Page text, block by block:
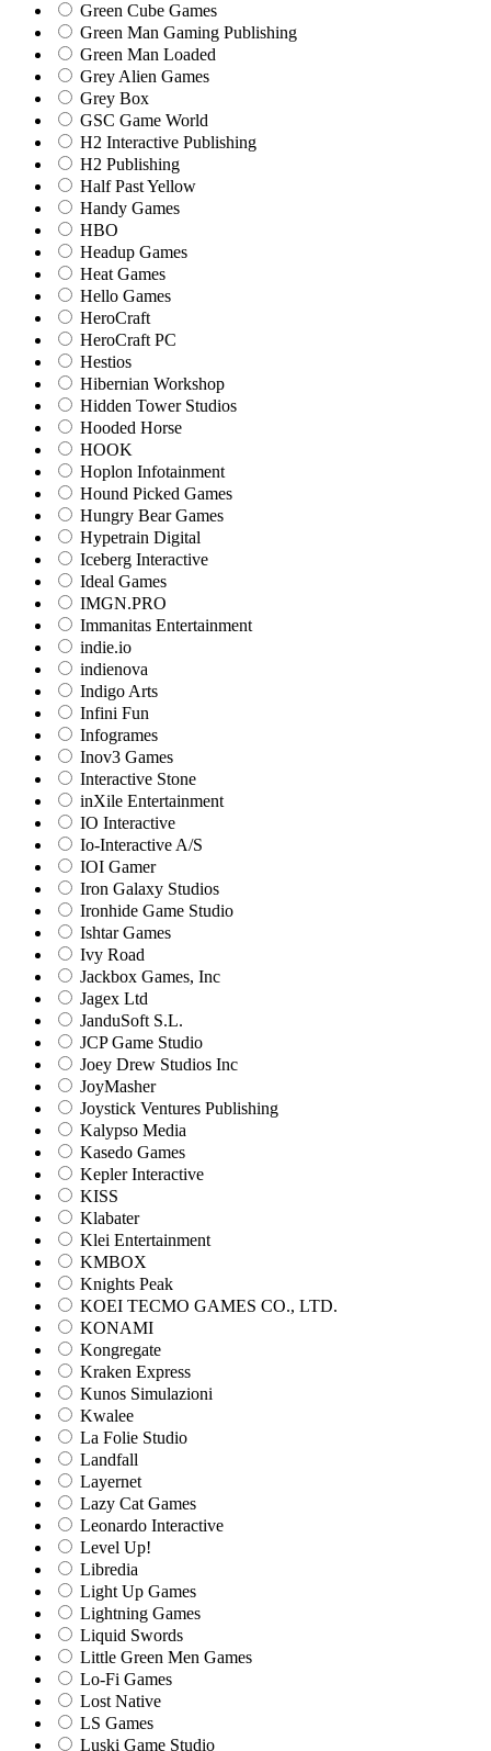
Green Cube Games
Green Man Gaming Publishing
Green Man Loaded
Grey Alien Games
Grey Box
GSC Game World
H2 Interactive Publishing
H2 Publishing
Half Past Yellow
Handy Games
HBO
Headup Games
Heat Games
Hello Games
HeroCraft
HeroCraft PC
Hestios
Hibernian Workshop
Hidden Tower Studios
Hooded Horse
HOOK
Hoplon Infotainment
Hound Picked Games
Hungry Bear Games
Hypetrain Digital
Iceberg Interactive
Ideal Games
IMGN.PRO
Immanitas Entertainment
indie.io
indienova
Indigo Arts
Infini Fun
Infogrames
Inov3 Games
Interactive Stone
inXile Entertainment
IO Interactive
Io-Interactive A/S
IOI Gamer
Iron Galaxy Studios
Ironhide Game Studio
Ishtar Games
Ivy Road
Jackbox Games, Inc
Jagex Ltd
JanduSoft S.L.
JCP Game Studio
Joey Drew Studios Inc
JoyMasher
Joystick Ventures Publishing
Kalypso Media
Kasedo Games
Kepler Interactive
KISS
Klabater
Klei Entertainment
KMBOX
Knights Peak
KOEI TECMO GAMES CO., LTD.
KONAMI
Kongregate
Kraken Express
Kunos Simulazioni
Kwalee
La Folie Studio
Landfall
Layernet
Lazy Cat Games
Leonardo Interactive
Level Up!
Libredia
Light Up Games
Lightning Games
Liquid Swords
Little Green Men Games
Lo-Fi Games
Lost Native
LS Games
Luski Game Studio